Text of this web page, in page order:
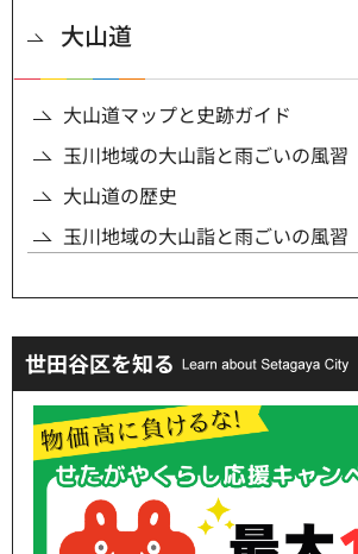
大山道
大山道マップと史跡ガイド
玉川地域の大山詣と雨ごいの風習
大山道の歴史
玉川地域の大山詣と雨ごいの風習
世田谷区を知る